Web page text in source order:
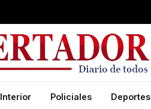
Interior Policiales Deportes